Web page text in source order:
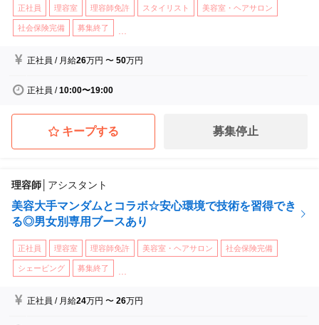
正社員 理容室 理容師免許 スタイリスト 美容室・ヘアサロン
社会保険完備 募集終了
正社員 / 月給26万円 〜50万円
正社員 /10:00〜19:00
キープする 募集停止
理容師 アシスタント
美容大手マンダムとコラボ☆安心環境で技術を習得でき
る◎男女別専用ブースあり
正社員 理容室 理容師免許 美容室・ヘアサロン 社会保険完備
シェービング 募集終了
正社員 / 月給24万円 〜26万円